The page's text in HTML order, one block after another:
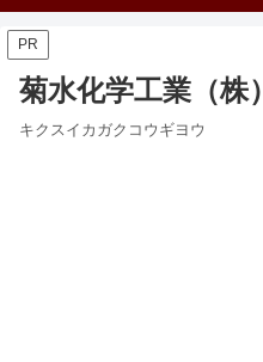
PR
菊水化学工業（株）
キクスイカガクコウギヨウ